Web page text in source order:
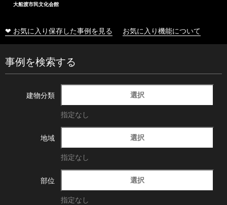
大船渡市民文化会館
❤ お気に入り保存した事例を見る お気に入り機能について
事例を検索する
建物分類 選択
指定なし
地域 選択
指定なし
部位 選択
指定なし